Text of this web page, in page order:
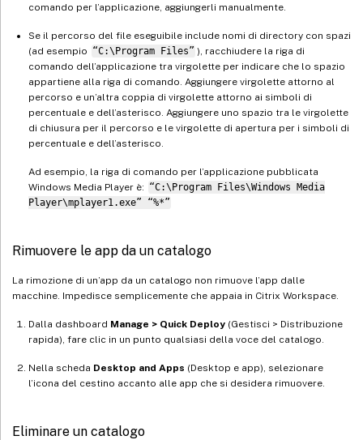
comando per l’applicazione, aggiungerli manualmente.
Se il percorso del file eseguibile include nomi di directory con spazi
(ad esempio “C:\Program Files” ), racchiudere la riga di
comando dell’applicazione tra virgolette per indicare che lo spazio
appartiene alla riga di comando. Aggiungere virgolette attorno al
percorso e un’altra coppia di virgolette attorno ai simboli di
percentuale e dell’asterisco. Aggiungere uno spazio tra le virgolette
di chiusura per il percorso e le virgolette di apertura per i simboli di
percentuale e dell’asterisco.
Ad esempio, la riga di comando per l’applicazione pubblicata
Windows Media Player è: “C:\Program Files\Windows Media
Player\mplayer1.exe” “%*”
Rimuovere le app da un catalogo
La rimozione di un’app da un catalogo non rimuove l’app dalle
macchine. Impedisce semplicemente che appaia in Citrix Workspace.
Dalla dashboard Manage > Quick Deploy (Gestisci > Distribuzione
rapida), fare clic in un punto qualsiasi della voce del catalogo.
Nella scheda Desktop and Apps (Desktop e app), selezionare
l’icona del cestino accanto alle app che si desidera rimuovere.
Eliminare un catalogo